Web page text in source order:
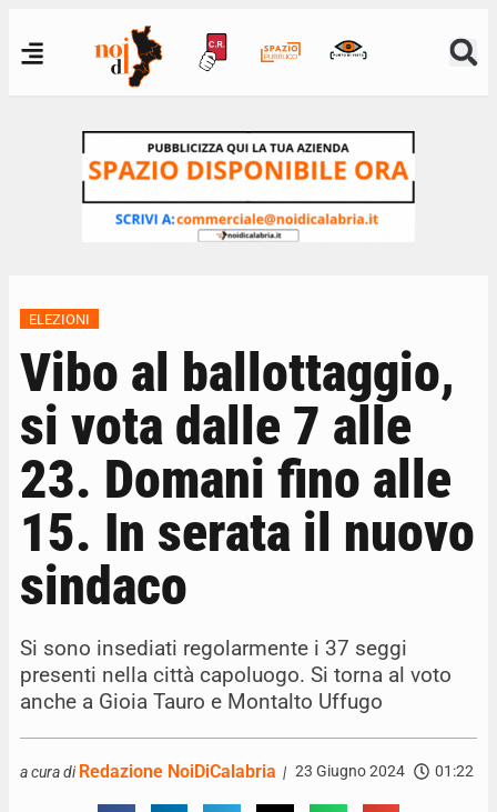
ELEZIONI
Vibo al ballottaggio,
si vota dalle 7 alle
23. Domani fino alle
15. In serata il nuovo
sindaco
Si sono insediati regolarmente i 37 seggi
presenti nella città capoluogo. Si torna al voto
anche a Gioia Tauro e Montalto Uffugo
a cura di Redazione NoiDiCalabria | 23 Giugno 2024 01:22